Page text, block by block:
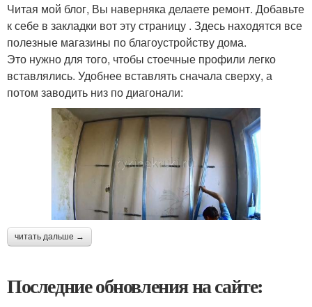
Читая мой блог, Вы наверняка делаете ремонт. Добавьте
к себе в закладки вот эту страницу . Здесь находятся все
полезные магазины по благоустройству дома.
Это нужно для того, чтобы стоечные профили легко
вставлялись. Удобнее вставлять сначала сверху, а
потом заводить низ по диагонали:
читать дальше →
Последние обновления на сайте: